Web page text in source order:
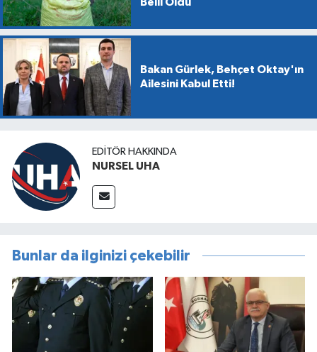
Bakan Gürlek, Behçet Oktay'ın
Ailesini Kabul Etti!
EDITÖR HAKKINDA
NURSEL UHA
Bunlar da ilginizi çekebilir